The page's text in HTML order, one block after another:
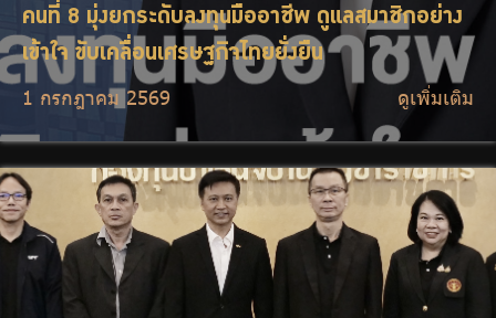
คนที่ 8 มุ่งยกระดับลงทุนมืออาชีพ ดูแลสมาชิกอย่าง
เข้าใจ ขับเคลื่อนเศรษฐกิจไทยยั่งยืน
1 กรกฎาคม 2569 ดูเพิ่มเติม